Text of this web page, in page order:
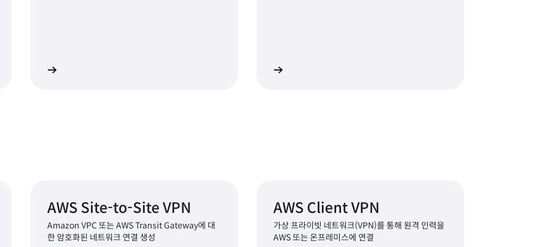
AWS Site-to-Site VPN
Amazon VPC 또는 AWS Transit Gateway에 대
한 암호화된 네트워크 연결 생성
AWS Client VPN
가상 프라이빗 네트워크(VPN)를 통해 원격 인력을
AWS 또는 온프레미스에 연결